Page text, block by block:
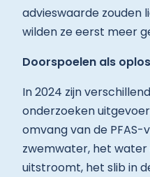
advieswaarde zouden
wilden ze eerst meer
Doorspoelen als
In 2024 zijn
onderzoeken
omvang van de
zwemwater, het
uitstroomt, het slib in